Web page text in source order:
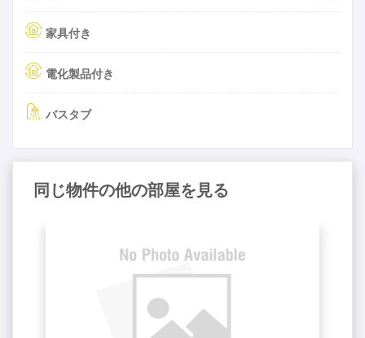
家具付き
電化製品付き
バスタブ
同じ物件の他の部屋を見る